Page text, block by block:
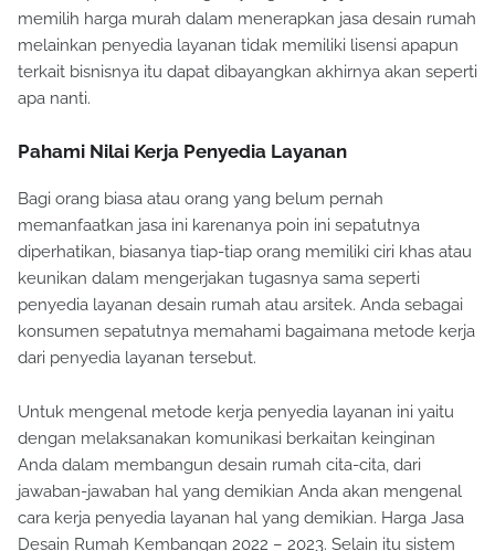
memiliki peranan penting, bayangkan saja jika Anda lebih
memilih harga murah dalam menerapkan jasa desain rumah
melainkan penyedia layanan tidak memiliki lisensi apapun
terkait bisnisnya itu dapat dibayangkan akhirnya akan seperti
Bagi orang biasa atau orang yang belum pernah
memanfaatkan jasa ini karenanya poin ini sepatutnya
diperhatikan, biasanya tiap-tiap orang memiliki ciri khas atau
keunikan dalam mengerjakan tugasnya sama seperti
penyedia layanan desain rumah atau arsitek. Anda sebagai
konsumen sepatutnya memahami bagaimana metode kerja
Untuk mengenal metode kerja penyedia layanan ini yaitu
dengan melaksanakan komunikasi berkaitan keinginan
Anda dalam membangun desain rumah cita-cita, dari
jawaban-jawaban hal yang demikian Anda akan mengenal
cara kerja penyedia layanan hal yang demikian. Harga Jasa